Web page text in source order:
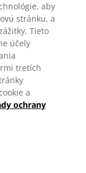
cookie
aby
stránku, a
Tieto
účely
tretích
a
ochrany